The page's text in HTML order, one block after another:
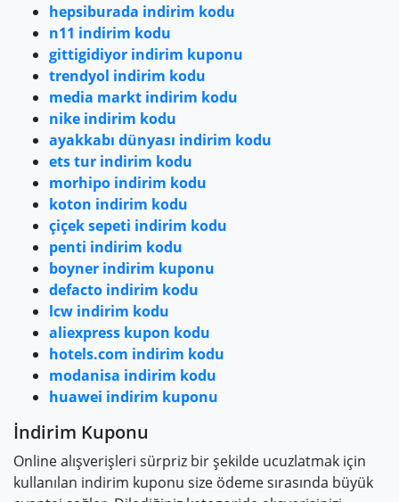
hepsiburada indirim kodu
n11 indirim kodu
gittigidiyor indirim kuponu
trendyol indirim kodu
media markt indirim kodu
nike indirim kodu
ayakkabı dünyası indirim kodu
ets tur indirim kodu
morhipo indirim kodu
koton indirim kodu
çiçek sepeti indirim kodu
penti indirim kodu
boyner indirim kuponu
defacto indirim kodu
lcw indirim kodu
aliexpress kupon kodu
hotels.com indirim kodu
modanisa indirim kodu
huawei indirim kuponu
İndirim Kuponu
Online alışverişleri sürpriz bir şekilde ucuzlatmak için
kullanılan indirim kuponu size ödeme sırasında büyük